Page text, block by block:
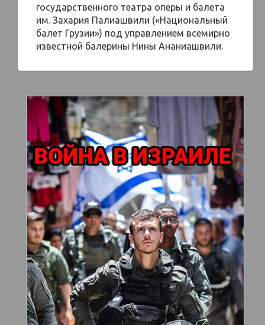
государственного театра оперы и балета
им. Захария Палиашвили («Национальный
балет Грузии») под управлением всемирно
известной балерины Нины Ананиашвили.